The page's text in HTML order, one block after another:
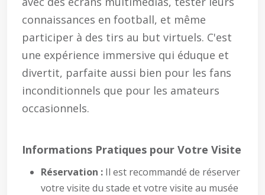
connaissances en football, et même
participer à des tirs au but virtuels. C'est
une expérience immersive qui éduque et
divertit, parfaite aussi bien pour les fans
inconditionnels que pour les amateurs
occasionnels.
Informations Pratiques pour Votre Visite
Réservation : Il est recommandé de réserver
votre visite du stade et votre visite au musée